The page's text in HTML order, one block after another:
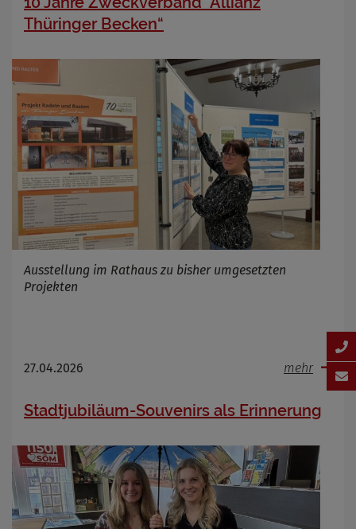
Thüringer Becken“
Ausstellung im Rathaus zu bisher umgesetzten
Projekten
27.04.2026 mehr
Stadtjubiläum-Souvenirs als Erinnerung